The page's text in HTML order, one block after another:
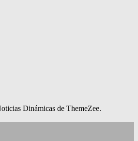
Dinámicas de ThemeZee.